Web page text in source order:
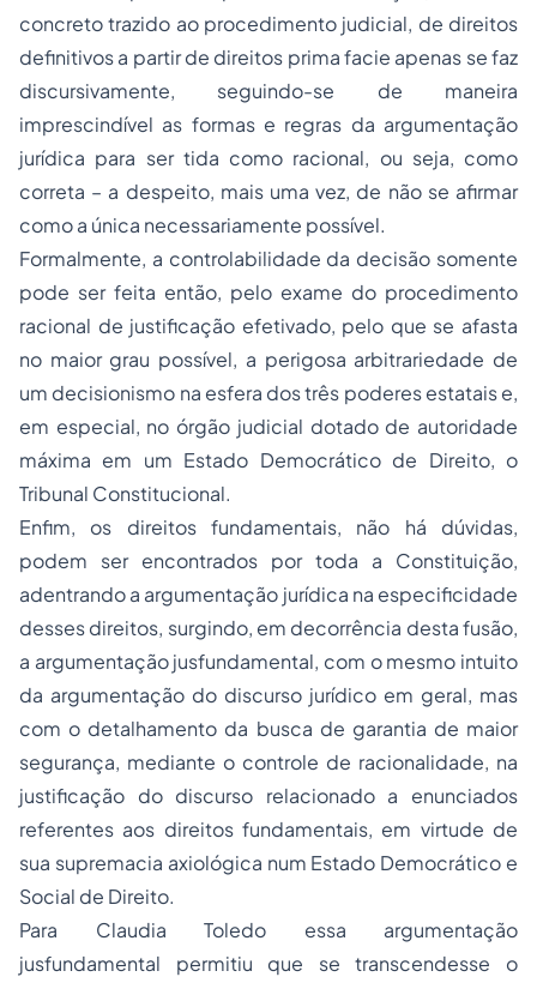
concreto trazido ao procedimento judicial, de direitos
definitivos a partir de direitos prima facie apenas se faz
discursivamente, seguindo-se de maneira
imprescindível as formas e regras da argumentação
jurídica para ser tida como racional, ou seja, como
correta – a despeito, mais uma vez, de não se afirmar
como a única necessariamente possível.
Formalmente, a controlabilidade da decisão somente
pode ser feita então, pelo exame do procedimento
racional de justificação efetivado, pelo que se afasta
no maior grau possível, a perigosa arbitrariedade de
um decisionismo na esfera dos três poderes estatais e,
em especial, no órgão judicial dotado de autoridade
máxima em um Estado Democrático de Direito, o
Tribunal Constitucional.
Enfim, os direitos fundamentais, não há dúvidas,
podem ser encontrados por toda a Constituição,
adentrando a argumentação jurídica na especificidade
desses direitos, surgindo, em decorrência desta fusão,
a argumentação jusfundamental, com o mesmo intuito
da argumentação do discurso jurídico em geral, mas
com o detalhamento da busca de garantia de maior
segurança, mediante o controle de racionalidade, na
justificação do discurso relacionado a enunciados
referentes aos direitos fundamentais, em virtude de
sua supremacia axiológica num Estado Democrático e
Social de Direito.
Para Claudia Toledo essa argumentação
jusfundamental permitiu que se transcendesse o